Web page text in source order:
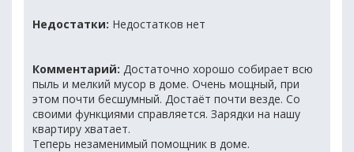
Недостатки: Недостатков нет
Комментарий: Достаточно хорошо собирает всю
пыль и мелкий мусор в доме. Очень мощный, при
этом почти бесшумный. Достаёт почти везде. Со
своими функциями справляется. Зарядки на нашу
квартиру хватает.
Теперь незаменимый помощник в доме.